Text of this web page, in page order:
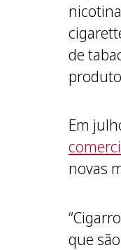
de
Em
novas
que